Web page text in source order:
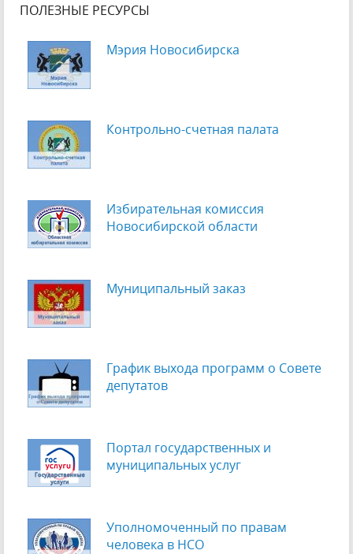
ПОЛЕЗНЫЕ РЕСУРСЫ
Мэрия Новосибирска
Контрольно-счетная палата
Избирательная комиссия
Новосибирской области
Муниципальный заказ
График выхода программ о Cовете
депутатов
Портал государственных и
муниципальных услуг
Уполномоченный по правам
человека в НСО